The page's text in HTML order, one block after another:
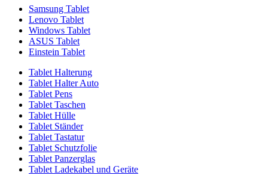
Samsung Tablet
Lenovo Tablet
Windows Tablet
ASUS Tablet
Einstein Tablet
Tablet Halterung
Tablet Halter Auto
Tablet Pens
Tablet Taschen
Tablet Hülle
Tablet Ständer
Tablet Tastatur
Tablet Schutzfolie
Tablet Panzerglas
Tablet Ladekabel und Geräte